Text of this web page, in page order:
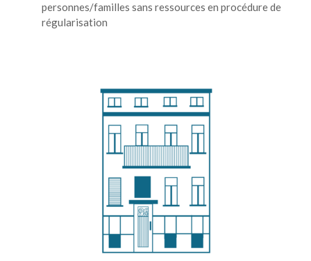
personnes/familles sans ressources en procédure de
régularisation